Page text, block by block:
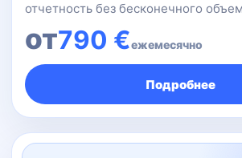
отчетность без бесконечного
от790 €ежемесячно
Подробнее